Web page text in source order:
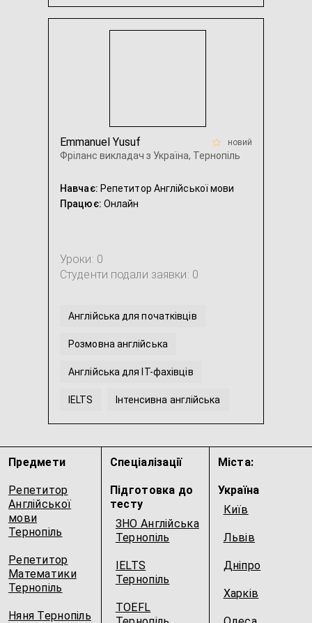
Панічні атаки ...
Emmanuel Yusuf
Фріланс викладач з Україна, Тернопіль
новий
Навчає: Репетитор Англійської мови
Працює: Онлайн
Уроки: 0
Студенти подали заявки: 0
Англійська для початківців
Розмовна англійська
Англійська для IT-фахівців
IELTS Інтенсивна англійська
Англійська мова для молодших школярів
Предмети
Репетитор
Англійської
мови
Тернопіль
Репетитор
Математики
Тернопіль
Няня Тернопіль
Спеціалізації
Підготовка до
тесту
ЗНО Англійська
Тернопіль
IELTS
Тернопіль
TOEFL
Міста:
Україна
Київ
Львів
Дніпро
Харків